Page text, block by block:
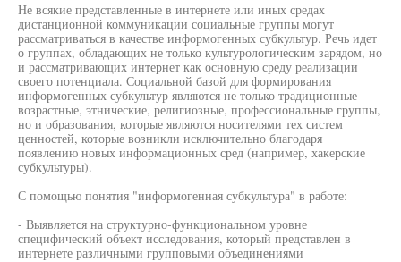
Не всякие представленные в интернете или иных средах
дистанционной коммуникации социальные группы могут
рассматриваться в качестве информогенных субкультур. Речь идет
о группах, обладающих не только культурологическим зарядом, но
и рассматривающих интернет как основную среду реализации
своего потенциала. Социальной базой для формирования
информогенных субкультур являются не только традиционные
возрастные, этнические, религиозные, профессиональные группы,
но и образования, которые являются носителями тех систем
ценностей, которые возникли исключительно благодаря
появлению новых информационных сред (например, хакерские
субкультуры).
С помощью понятия "информогенная субкультура" в работе:
- Выявляется на структурно-функциональном уровне
специфический объект исследования, который представлен в
интернете различными групповыми объединениями